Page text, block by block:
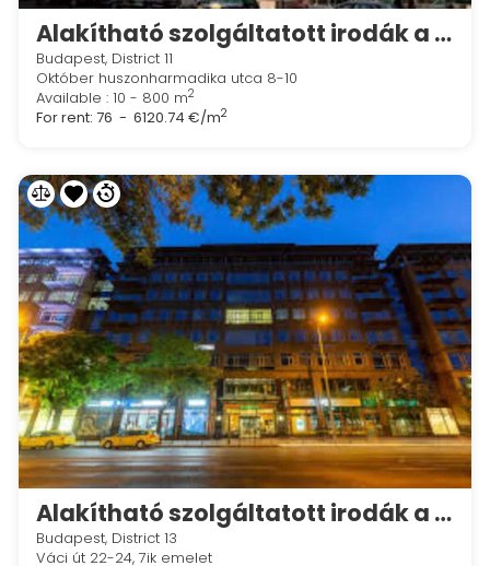
Alakítható szolgáltatott irodák a Regus Újbuda Allee Cornerben
Budapest, District 11
Október huszonharmadika utca 8-10
Available : 10 - 800 m2
For rent: 76 - 6120.74 €/m2
Alakítható szolgáltatott irodák a Regus West End Centreben
Budapest, District 13
Váci út 22-24, 7ik emelet